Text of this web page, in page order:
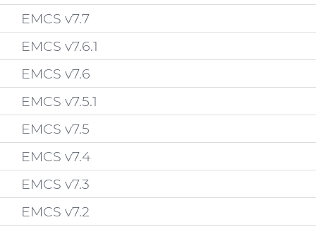
EMCS v7.7
EMCS v7.6.1
EMCS v7.6
EMCS v7.5.1
EMCS v7.5
EMCS v7.4
EMCS v7.3
EMCS v7.2